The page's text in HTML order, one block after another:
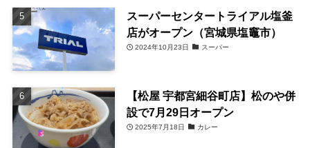
スーパーセンタートライアル塩釜
店がオープン（宮城県塩竈市）
2024年10月23日 スーパー
【松屋 宇都宮細谷町店】松のや併
設で7月29日オープン
2025年7月18日 カレー